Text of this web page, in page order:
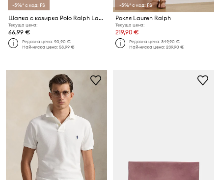
-5%* с код: FS
Шапка с козирка Polo Ralph Lauren
Текуща цена:
66,99 €
Редовна цена:90,90 €
Най-ниска цена:58,99 €
-5%* с код: FS
Рокля Lauren Ralph
Текуща цена:
219,90 €
Редовна цена:349,90 €
Най-ниска цена:239,90 €